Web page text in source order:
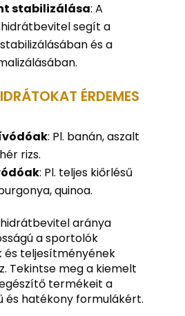
stabilizálása: A
segít a
és a
ÉRDEMES
: Pl. banán, aszalt
rizs.
: Pl. teljes kiőrlésű
quinoa.
aránya
a sportolók
és teljesítményének
Tekintse meg a kiemelt
termékeit a
és hatékony formulákért.